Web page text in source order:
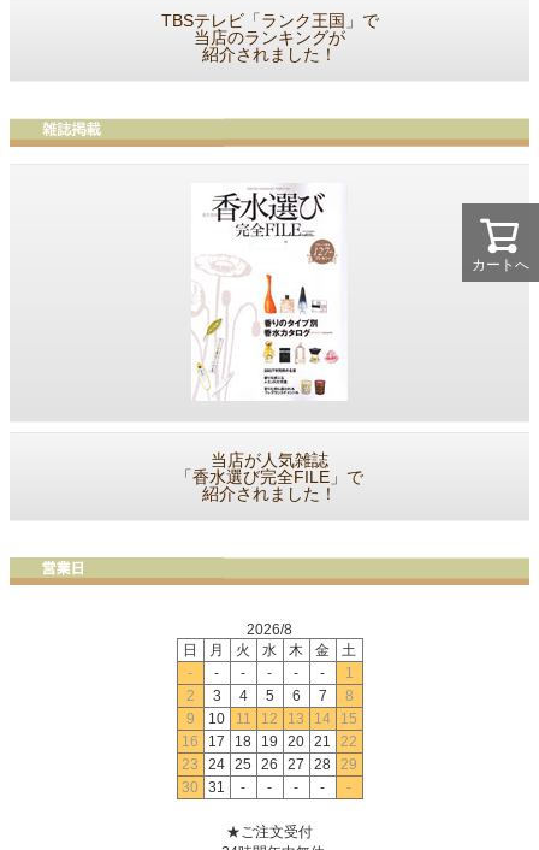
カートへ
TBSテレビ「ランク王国」で
当店のランキングが
紹介されました！
当店が人気雑誌
「香水選び完全FILE」で
紹介されました！
2026/8
日
月 火 水 木 金
土
-
- - - - -
1
2
3 4 5 6 7
8
9
10 11 12 13 14
15
16
17 18 19 20 21
22
23
24 25 26 27 28 29
30
31 - - - - -
★ご注文受付